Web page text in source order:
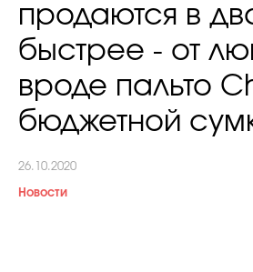
Снимает и тестирует редакция
продаются в
быстрее - от
вроде пальто
бюджетной
26.10.2020
Новости